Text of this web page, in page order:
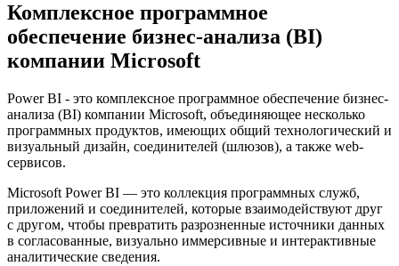
Комплексное программное
обеспечение бизнес-анализа (BI)
компании Microsoft
Power BI - это комплексное программное обеспечение бизнес-
анализа (BI) компании Microsoft, объединяющее несколько
программных продуктов, имеющих общий технологический и
визуальный дизайн, соединителей (шлюзов), а также web-
сервисов.
Microsoft Power BI — это коллекция программных служб,
приложений и соединителей, которые взаимодействуют друг
с другом, чтобы превратить разрозненные источники данных
в согласованные, визуально иммерсивные и интерактивные
аналитические сведения.